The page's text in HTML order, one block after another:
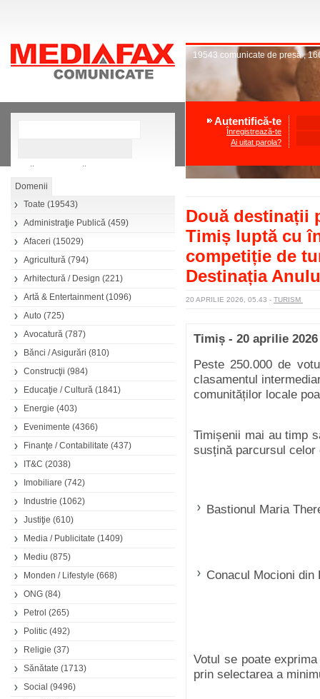
Căutare avansată
Toate (19543)
Administraţie Publică (459)
Afaceri (15029)
Agricultură (794)
Arhitectură / Design (221)
Artă & Entertainment(1096)
Auto (725)
Avocatură (787)
Bănci / Asigurări (810)
Construcţii (984)
Educaţie / Cultură (1841)
Energie (403)
Evenimente (4366)
Finanţe / Contabilitate (437)
IT&C (2038)
Imobiliare (742)
Industrie (1062)
Justiţie (610)
Media / Publicitate (1409)
Mediu (875)
Monden / Lifestyle (668)
ONG (84)
Petrol (265)
Politic (492)
Religie (37)
Sănătate (1713)
Social (9496)
19543 comunicate de presă,
Autentifică-te
Înregistrează-te
Ai uitat parola?
Două destinații
Timiș luptă cu
competiție de
Destinația
20 APRILIE 2026, 05.43 - TURISM
Timiș - 20 aprilie 2026
Peste 250.000 de
clasamentul
comunităților locale
Timișenii mai au timp
susțină parcursul celor
Bastionul Maria
Conacul Mocioni din
Votul se poate
prin selectarea a